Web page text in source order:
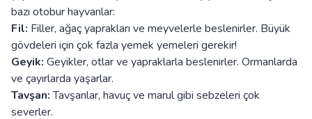
bazı otobur hayvanlar:
Fil: Filler, ağaç yaprakları ve meyvelerle beslenirler. Büyük
gövdeleri için çok fazla yemek yemeleri gerekir!
Geyik: Geyikler, otlar ve yapraklarla beslenirler. Ormanlarda
ve çayırlarda yaşarlar.
Tavşan:Tavşanlar, havuç ve marul gibi sebzeleri çok
severler.